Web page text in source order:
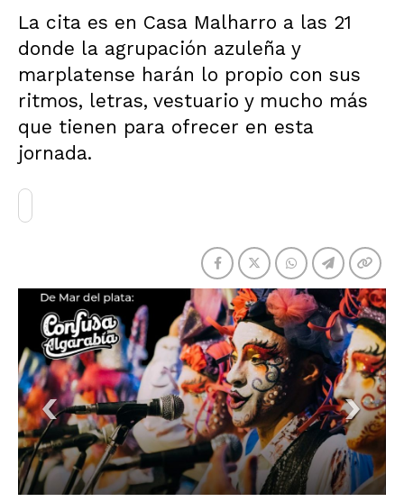
La cita es en Casa Malharro a las 21
donde la agrupación azuleña y
marplatense harán lo propio con sus
ritmos, letras, vestuario y mucho más
que tienen para ofrecer en esta
jornada.